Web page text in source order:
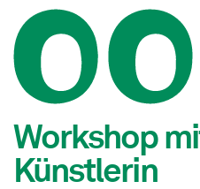
Veranstaltungen
Workshop
Künstlerin